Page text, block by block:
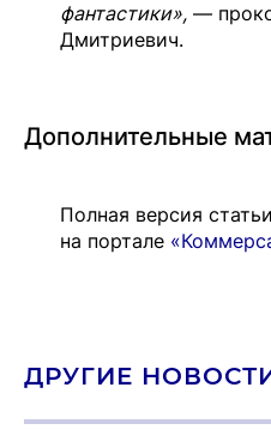
фантастики», —
Дмитриевич.
Дополнительные
Полная версия статьи
на портале
ДРУГИЕ